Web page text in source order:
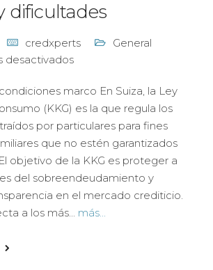
dificultades
credxperts
General
desactivados
marco En Suiza, la Ley
(KKG) es la que regula los
por particulares para fines
que no estén garantizados
objetivo de la KKG es proteger a
del sobreendeudamiento y
en el mercado crediticio.
a los más... más...